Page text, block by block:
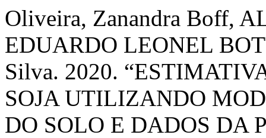
Oliveira, Zanandra Boff,
EDUARDO LEONEL
Silva. 2020.
SOJA UTILIZANDO
DO SOLO E DADOS DA